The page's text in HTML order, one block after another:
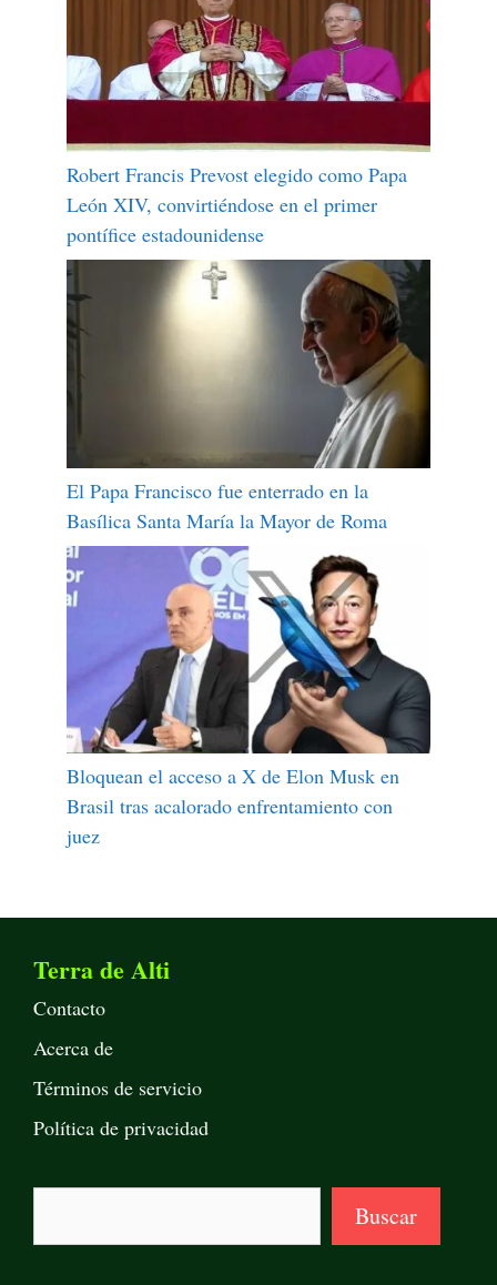
Robert Francis Prevost elegido como Papa
León XIV, convirtiéndose en el primer
pontífice estadounidense
El Papa Francisco fue enterrado en la
Basílica Santa María la Mayor de Roma
Bloquean el acceso a X de Elon Musk en
Brasil tras acalorado enfrentamiento con
juez
Terra de Alti
Contacto
Acerca de
Términos de servicio
Política de privacidad
Buscar